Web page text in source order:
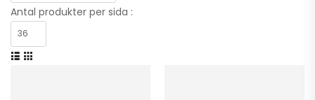
Antal produkter per sida :